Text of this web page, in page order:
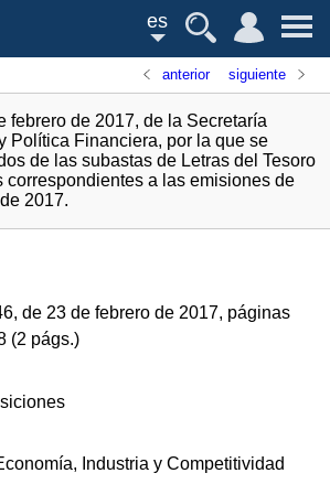
es
anterior siguiente
febrero de 2017, de la Secretaría
Política Financiera, por la que se
de las subastas de Letras del Tesoro
correspondientes a las emisiones de
2017.
de 23 de febrero de 2017, páginas
(2 págs.)
Industria y Competitividad